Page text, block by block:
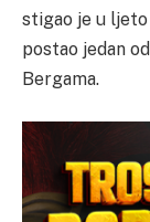
stigao je u
postao jedan
Bergama.